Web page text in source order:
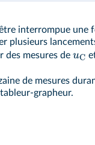
interrompue une
plusieurs
des mesures de uC
de mesures